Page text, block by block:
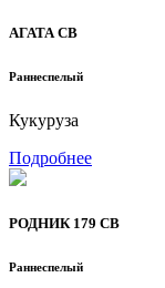
АГАТА СВ
Раннеспелый
Кукуруза
Подробнее
РОДНИК 179 СВ
Раннеспелый